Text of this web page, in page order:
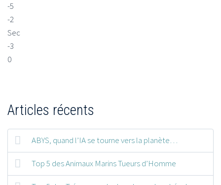
-5
-2
Sec
-3
0
Articles récents
ABYS, quand l’IA se tourne vers la planète…
Top 5 des Animaux Marins Tueurs d’Homme